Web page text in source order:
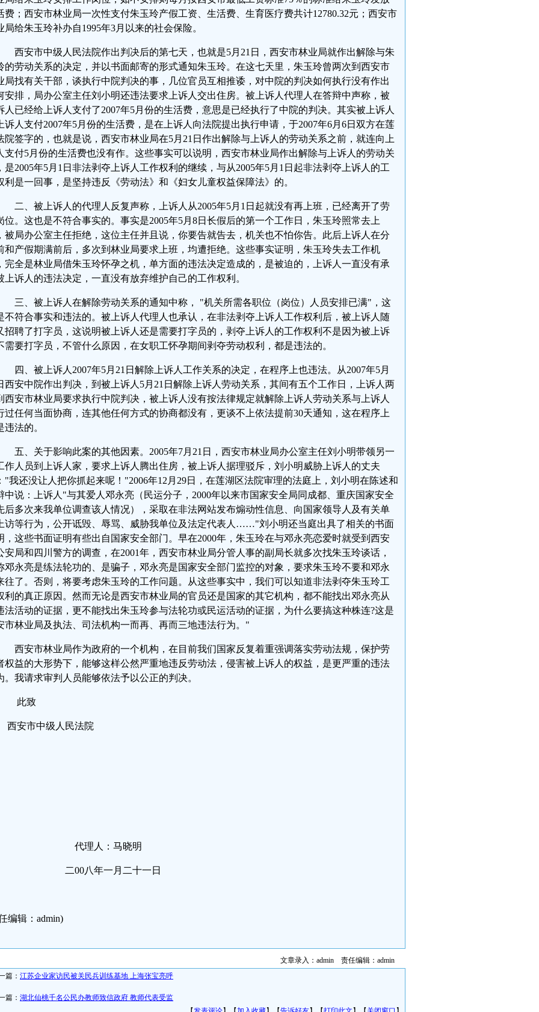
费；西安市林业局一次性支付朱玉玲产假工资、生活费、生育医疗费共计12780.32元；西安市
局给朱玉玲补办自1995年3月以来的社会保险。
西安市中级人民法院作出判决后的第七天，也就是5月21日，西安市林业局就作出解除与朱
的劳动关系的决定，并以书面邮寄的形式通知朱玉玲。在这七天里，朱玉玲曾两次到西安市
局找有关干部，谈执行中院判决的事，几位官员互相推诿，对中院的判决如何执行没有作出
安排，局办公室主任刘小明还违法要求上诉人交出住房。被上诉人代理人在答辩中声称，被
人已经给上诉人支付了2007年5月份的生活费，意思是已经执行了中院的判决。其实被上诉人
诉人支付2007年5月份的生活费，是在上诉人向法院提出执行申请，于2007年6月6日双方在莲
院签字的，也就是说，西安市林业局在5月21日作出解除与上诉人的劳动关系之前，就连向上
支付5月份的生活费也没有作。这些事实可以说明，西安市林业局作出解除与上诉人的劳动关
是2005年5月1日非法剥夺上诉人工作权利的继续，与从2005年5月1日起非法剥夺上诉人的工
利是一回事，是坚持违反《劳动法》和《妇女儿童权益保障法》的。
二、被上诉人的代理人反复声称，上诉人从2005年5月1日起就没有再上班，已经离开了劳
位。这也是不符合事实的。事实是2005年5月8日长假后的第一个工作日，朱玉玲照常去上
被局办公室主任拒绝，这位主任并且说，你要告就告去，机关也不怕你告。此后上诉人在分
和产假期满前后，多次到林业局要求上班，均遭拒绝。这些事实证明，朱玉玲失去工作机
完全是林业局借朱玉玲怀孕之机，单方面的违法决定造成的，是被迫的，上诉人一直没有承
上诉人的违法决定，一直没有放弃维护自己的工作权利。
三、被上诉人在解除劳动关系的通知中称， "机关所需各职位（岗位）人员安排已满"，这
不符合事实和违法的。被上诉人代理人也承认，在非法剥夺上诉人工作权利后，被上诉人随
招聘了打字员，这说明被上诉人还是需要打字员的，剥夺上诉人的工作权利不是因为被上诉
需要打字员，不管什么原因，在女职工怀孕期间剥夺劳动权利，都是违法的。
四、被上诉人2007年5月21日解除上诉人工作关系的决定，在程序上也违法。从2007年5月
西安中院作出判决，到被上诉人5月21日解除上诉人劳动关系，其间有五个工作日，上诉人两
西安市林业局要求执行中院判决，被上诉人没有按法律规定就解除上诉人劳动关系与上诉人
过任何当面协商，连其他任何方式的协商都没有，更谈不上依法提前30天通知，这在程序上
违法的。
五、关于影响此案的其他因素。2005年7月21日，西安市林业局办公室主任刘小明带领另一
作人员到上诉人家，要求上诉人腾出住房，被上诉人据理驳斥，刘小明威胁上诉人的丈夫
"我还没让人把你抓起来呢！"2006年12月29日，在莲湖区法院审理的法庭上，刘小明在陈述和
中说：上诉人"与其爱人邓永亮（民运分子，2000年以来市国家安全局同成都、重庆国家安全
后多次来我单位调查该人情况），采取在非法网站发布煽动性信息、向国家领导人及有关单
访等行为，公开诋毁、辱骂、威胁我单位及法定代表人……"刘小明还当庭出具了相关的书面
，这些书面证明有些出自国家安全部门。早在2000年，朱玉玲在与邓永亮恋爱时就受到西安
安局和四川警方的调查，在2001年，西安市林业局分管人事的副局长就多次找朱玉玲谈话，
邓永亮是练法轮功的、是骗子，邓永亮是国家安全部门监控的对象，要求朱玉玲不要和邓永
往了。否则，将要考虑朱玉玲的工作问题。从这些事实中，我们可以知道非法剥夺朱玉玲工
利的真正原因。然而无论是西安市林业局的官员还是国家的其它机构，都不能找出邓永亮从
法活动的证据，更不能找出朱玉玲参与法轮功或民运活动的证据，为什么要搞这种株连?这是
市林业局及执法、司法机构一而再、再而三地违法行为。"
西安市林业局作为政府的一个机构，在目前我们国家反复着重强调落实劳动法规，保护劳
权益的大形势下，能够这样公然严重地违反劳动法，侵害被上诉人的权益，是更严重的违法
。我请求审判人员能够依法予以公正的判决。
此致
西安市中级人民法院
代理人：马晓明
二00八年一月二十一日
编辑：admin)
文章录入：admin 责任编辑：admin
篇： 江苏企业家访民被关民兵训练基地 上海张宝亮呼
篇： 湖北仙桃千名公民办教师致信政府 教师代表受监